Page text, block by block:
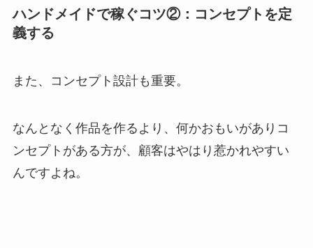
ハンドメイドで稼ぐコツ②：コンセプトを定
義する
また、コンセプト設計も重要。
なんとなく作品を作るより、何かおもいがありコ
ンセプトがある方が、顧客はやはり惹かれやすい
んですよね。